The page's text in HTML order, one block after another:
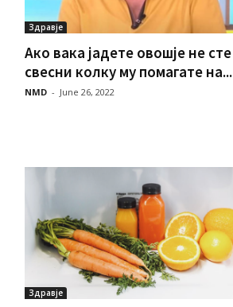
Здравје
Ако вака јадете овошје не сте
cвесни колку му помагате на...
NMD - June 26, 2022
Здравје